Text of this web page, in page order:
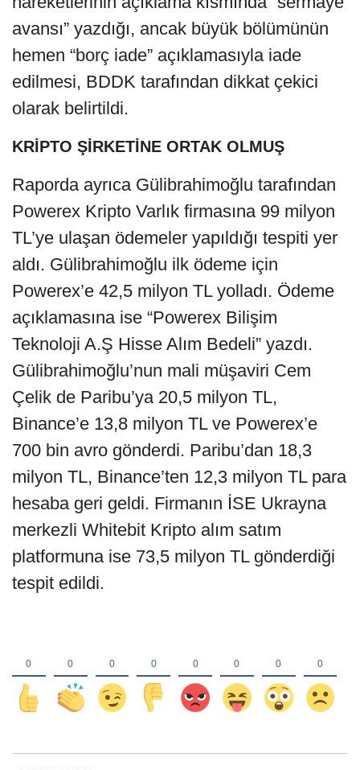
avansı” yazdığı, ancak büyük bölümünün
hemen “borç iade” açıklamasıyla iade
edilmesi, BDDK tarafından dikkat çekici
olarak belirtildi.
KRİPTO ŞİRKETİNE ORTAK OLMUŞ
Raporda ayrıca Gülibrahimoğlu tarafından
Powerex Kripto Varlık firmasına 99 milyon
TL’ye ulaşan ödemeler yapıldığı tespiti yer
aldı. Gülibrahimoğlu ilk ödeme için
Powerex’e 42,5 milyon TL yolladı. Ödeme
açıklamasına ise “Powerex Bilişim
Teknoloji A.Ş Hisse Alım Bedeli” yazdı.
Gülibrahimoğlu’nun mali müşaviri Cem
Çelik de Paribu’ya 20,5 milyon TL,
Binance’e 13,8 milyon TL ve Powerex’e
700 bin avro gönderdi. Paribu’dan 18,3
milyon TL, Binance’ten 12,3 milyon TL para
hesaba geri geldi. Firmanın İSE Ukrayna
merkezli Whitebit Kripto alım satım
platformuna ise 73,5 milyon TL gönderdiği
tespit edildi.